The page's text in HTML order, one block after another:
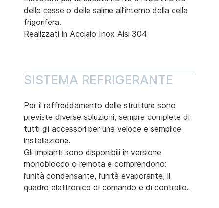
delle casse o delle salme all’interno della cella
frigorifera.
Realizzati in Acciaio Inox Aisi 304
SISTEMA REFRIGERANTE
Per il raffreddamento delle strutture sono
previste diverse soluzioni, sempre complete di
tutti gli accessori per una veloce e semplice
installazione.
Gli impianti sono disponibili in versione
monoblocco o remota e comprendono:
l’unità condensante, l’unità evaporante, il
quadro elettronico di comando e di controllo.